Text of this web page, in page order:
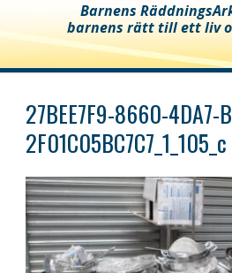
Barnens
barnens rätt till ett liv
27BEE7F9-8660-4DA7-
2F01C05BC7C7_1_105_c